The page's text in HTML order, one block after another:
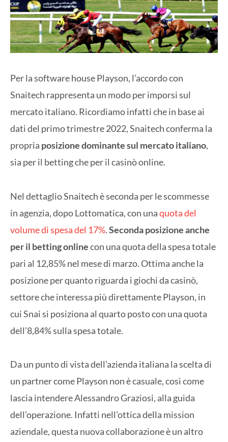
Per la software house Playson, l’accordo con
Snaitech rappresenta un modo per imporsi sul
mercato italiano. Ricordiamo infatti che in base ai
dati del primo trimestre 2022, Snaitech conferma la
propria posizione dominante sul mercato italiano,
sia per il betting che per il casinò online.
Nel dettaglio Snaitech è seconda per le scommesse
in agenzia, dopo Lottomatica, con unaquota del
volume di spesa del 17%.Seconda posizione anche
per il betting onlinecon una quota della spesa totale
pari al 12,85% nel mese di marzo. Ottima anche la
posizione per quanto riguarda i giochi da casinò,
settore che interessa più direttamente Playson, in
cui Snai si posiziona al quarto posto con una quota
dell’8,84% sulla spesa totale.
Da un punto di vista dell’azienda italiana la scelta di
un partner come Playson non è casuale, così come
lascia intendere Alessandro Graziosi, alla guida
dell’operazione. Infatti nell’ottica della mission
aziendale, questa nuova collaborazione è un altro